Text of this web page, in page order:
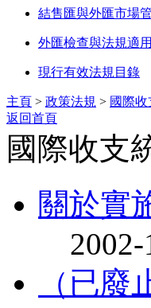
結售匯與外匯市場
外匯檢查與法規適用
現行有效法規目錄
主頁 > 政策法規 > 國際
返回首頁
國際收支
關於實
2002-
（已